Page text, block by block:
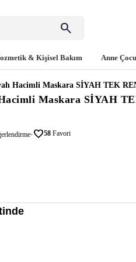
search
& Kişisel Bakım Anne
Hacimli Maskara SİYAH TEK
Maskara SİYAH
favorite58 Favori